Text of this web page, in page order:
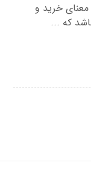
معنای خرید و
که ...